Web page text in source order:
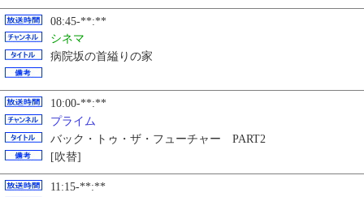
08:45-**:**
シネマ
病院坂の首縊りの家
10:00-**:**
プライム
バック・トゥ・ザ・フューチャー PART2
[吹替]
11:15-**:**